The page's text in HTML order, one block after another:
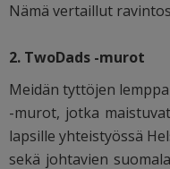
Nämä vertaillut
2. TwoDads -murot
Meidän tyttöjen
-murot, jotka
lapsille yhteistyössä
sekä johtavien